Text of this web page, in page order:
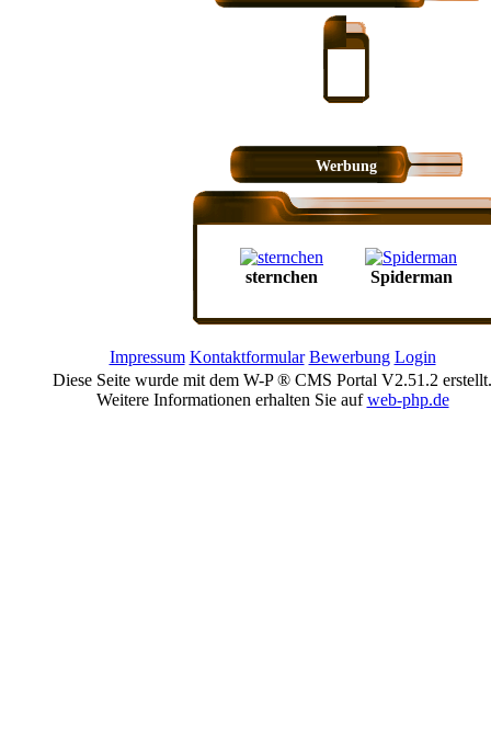
Werbung
sternchen Spiderman
Impressum Kontaktformular Bewerbung Login
Diese Seite wurde mit dem W-P ® CMS Portal V2.51.2 erstellt.
Weitere Informationen erhalten Sie aufweb-php.de